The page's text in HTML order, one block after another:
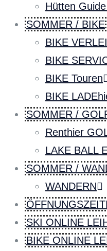
Hütten
SOMMER / BIKE
BIKE
BIKE
BIKE Touren
BIKE
SOMMER /
Renthier
LAKE BALL
SOMMER /
WANDERN
SKI ONLINE
BIKE ONLINE